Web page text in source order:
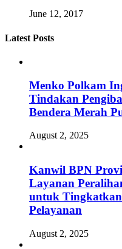
June 12, 2017
Latest Posts
Menko Polkam
Tindakan
Bendera Merah
August 2, 2025
Kanwil BPN
Layanan
untuk
Pelayanan
August 2, 2025